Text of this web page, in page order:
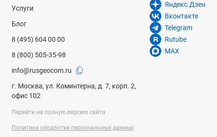
Услуги
Блог
8 (495) 604 00 00
8 (800) 505-35-98
info@rusgeocom.ru
г. Москва, ул. Коминтерна, д. 7, корп. 2,
офис 102
Яндекс.Дзен
Вконтакте
Telegram
Rutube
MAX
Перейти на полную версию сайта
Политика обработки персональных данных